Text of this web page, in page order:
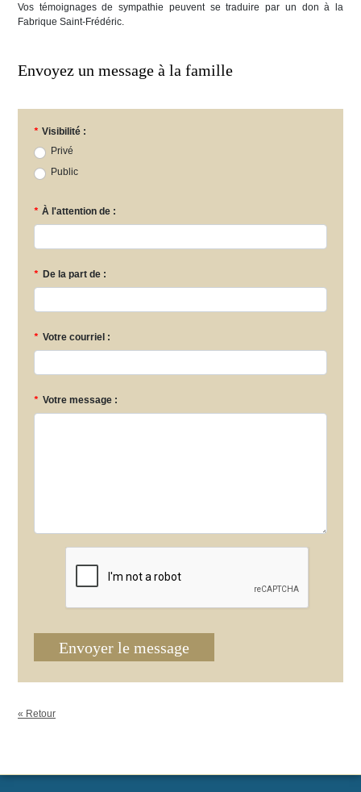
Vos témoignages de sympathie peuvent se traduire par un don à la
Fabrique Saint-Frédéric.
Envoyez un message à la famille
* Visibilité :
Privé
Public
* À l'attention de :
* De la part de :
* Votre courriel :
* Votre message :
Envoyer le message
« Retour